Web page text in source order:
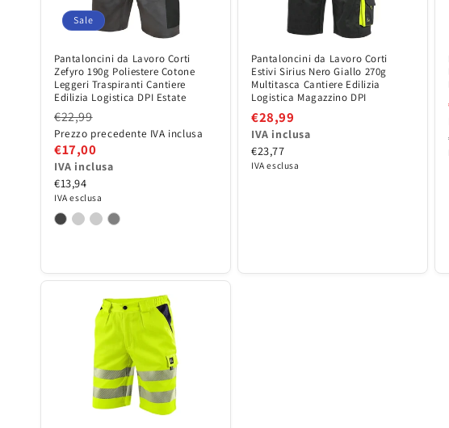
Sale
Pantaloncini da Lavoro Corti
Zefyro 190g Poliestere Cotone
Leggeri Traspiranti Cantiere
Edilizia Logistica DPI Estate
€22,99
Prezzo precedente IVA inclusa
€17,00
IVA inclusa
€13,94
IVA esclusa
Pantaloncini da Lavoro Corti
Estivi Sirius Nero Giallo 270g
Multitasca Cantiere Edilizia
Logistica Magazzino DPI
€28,99
IVA inclusa
€23,77
IVA esclusa